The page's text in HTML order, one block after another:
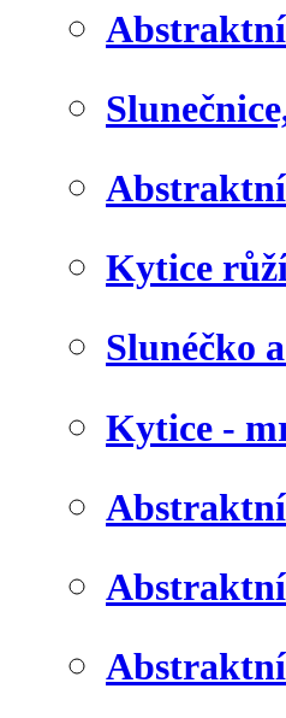
Abstraktní
Kytice
Slunéčko
Kytice -